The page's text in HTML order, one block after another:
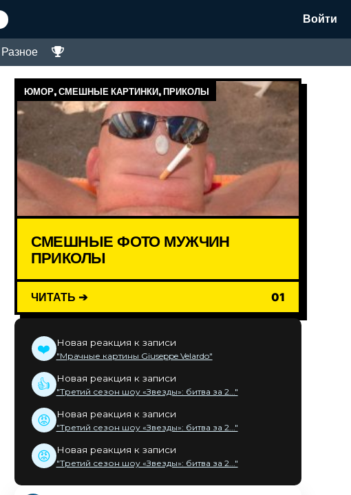
Войти
Разное
ЮМОР, СМЕШНЫЕ КАРТИНКИ, ПРИКОЛЫ
СМЕШНЫЕ ФОТО МУЖЧИН
ПРИКОЛЫ
ЧИТАТЬ ➔ 01
❤️ Новая реакция к записи
"Мрачные картины Giuseppe Velardo"
👍 Новая реакция к записи
"Третий сезон шоу «Звезды»: битва за 2..."
😡 Новая реакция к записи
"Третий сезон шоу «Звезды»: битва за 2..."
😡 Новая реакция к записи
"Третий сезон шоу «Звезды»: битва за 2..."